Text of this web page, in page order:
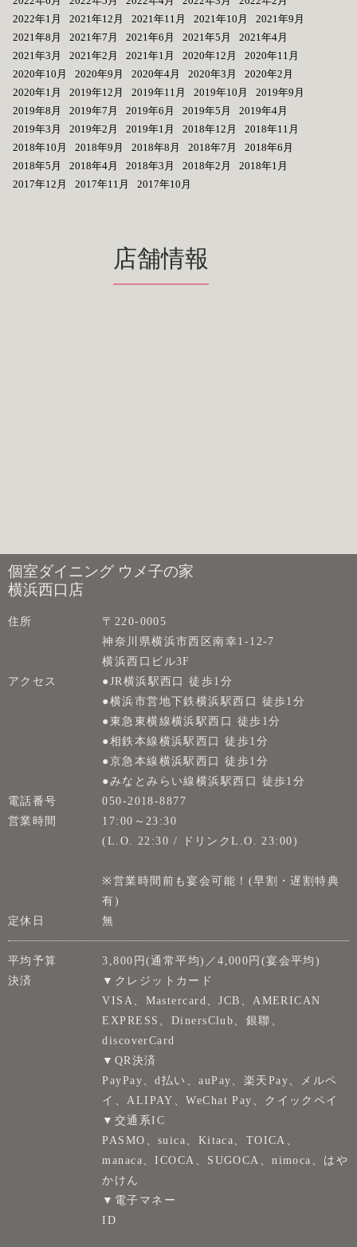
2022年1月
2021年12月 2021年11月 2021年10月
2021年9月
2021年8月
2021年7月 2021年6月 2021年5月
2021年4月
2021年3月
2021年2月 2021年1月 2020年12月
2020年11月
2020年10月
2020年9月 2020年4月 2020年3月
2020年2月
2020年1月
2019年12月 2019年11月 2019年10月
2019年9月
2019年8月
2019年7月 2019年6月 2019年5月
2019年4月
2019年3月
2019年2月 2019年1月 2018年12月
2018年11月
2018年10月
2018年9月 2018年8月 2018年7月
2018年6月
2018年5月
2018年4月 2018年3月 2018年2月
2018年1月
2017年12月
2017年11月 2017年10月
店舗情報
個室ダイニング ウメ子の家
横浜西口店
住所
〒220-0005
神奈川県横浜市西区南幸1-12-7
横浜西口ビル3F
アクセス
●JR横浜駅西口 徒歩1分
●横浜市営地下鉄横浜駅西口 徒歩1分
●東急東横線横浜駅西口 徒歩1分
●相鉄本線横浜駅西口 徒歩1分
●京急本線横浜駅西口 徒歩1分
●みなとみらい線横浜駅西口 徒歩1分
電話番号
050-2018-8877
営業時間
17:00～23:30
(L.O. 22:30 / ドリンクL.O. 23:00)
※営業時間前も宴会可能！(早割・遅割特典
有)
定休日
無
平均予算
3,800円(通常平均)／4,000円(宴会平均)
決済
▼クレジットカード
VISA、Mastercard、JCB、AMERICAN
EXPRESS、DinersClub、銀聯、
discoverCard
▼QR決済
PayPay、d払い、auPay、楽天Pay、メルペ
イ、ALIPAY、WeChat Pay、クイックペイ
▼交通系IC
PASMO、suica、Kitaca、TOICA、
manaca、ICOCA、SUGOCA、nimoca、はや
かけん
▼電子マネー
ID